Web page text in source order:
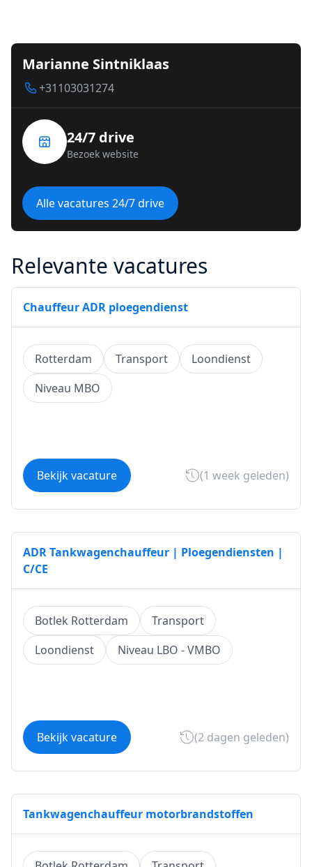
Marianne Sintniklaas
+31103031274
24/7 drive
Bezoek website
Alle vacatures 24/7 drive
Relevante vacatures
Chauffeur ADR ploegendienst
Rotterdam Transport
Loondienst
Niveau MBO
Bekijk vacature (1 week geleden)
ADR Tankwagenchauffeur | Ploegendiensten |
C/CE
Botlek Rotterdam
Transport
Loondienst
Niveau LBO - VMBO
Bekijk vacature (2 dagen geleden)
Tankwagenchauffeur motorbrandstoffen